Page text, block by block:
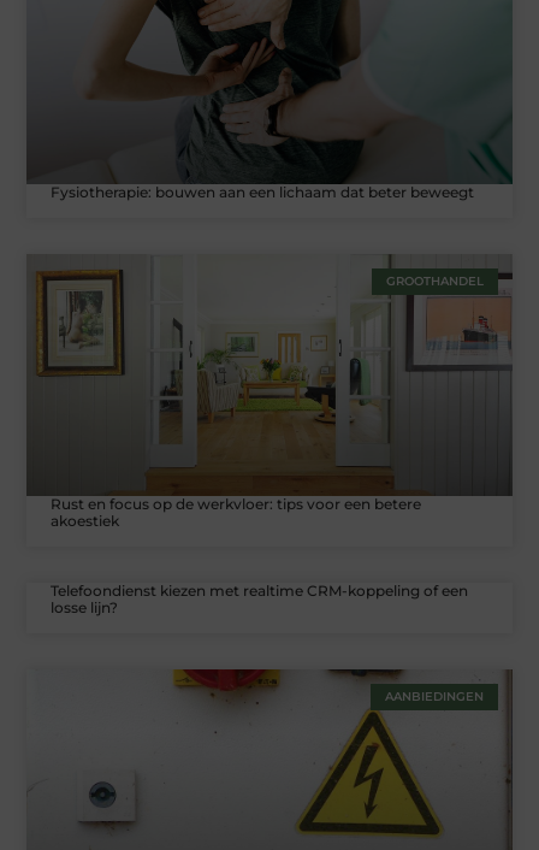
Fysiotherapie: bouwen aan een lichaam dat beter beweegt
GROOTHANDEL
Rust en focus op de werkvloer: tips voor een betere
akoestiek
Telefoondienst kiezen met realtime CRM-koppeling of een
losse lijn?
AANBIEDINGEN